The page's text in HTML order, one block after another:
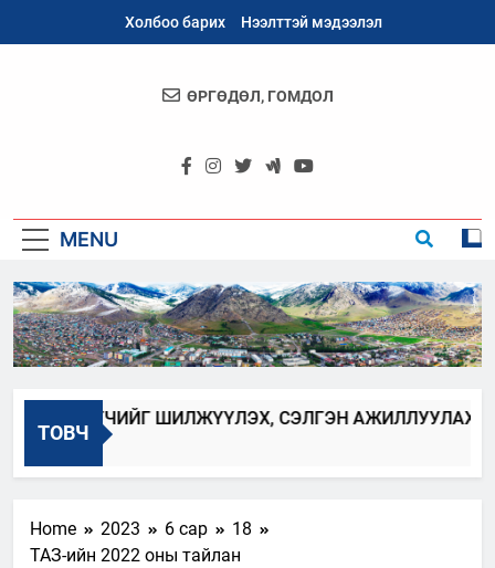
Холбоо барих Нээлттэй мэдээлэл
Архангай
ӨРГӨДӨЛ, ГОМДОЛ
MENU
ТОВЧ
ХААГЧИЙГ ШИЛЖҮҮЛЭХ, СЭЛГЭН АЖИЛЛУУЛАХ ЗАР
Home 2023 6 сар
18
ТАЗ-ийн 2022 оны тайлан